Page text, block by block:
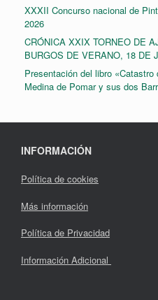
XXXII Concurso nacional de
2026
CRÓNICA XXIX TORNEO DE
BURGOS DE VERANO, 18 DE
Presentación del libro
Medina de Pomar y sus dos
INFORMACIÓN
Política de cookies
Más información
Política de Privacidad
Información Adicional